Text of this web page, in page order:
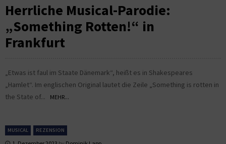
Herrliche Musical-Parodie:
„Something Rotten!“ in
Frankfurt
„Etwas ist faul im Staate Dänemark“, heißt es in Shakespeares
„Hamlet“. Im englischen Original lautet die Zeile „Something is rotten in
the State of...
MEHR...
MUSICAL REZENSION